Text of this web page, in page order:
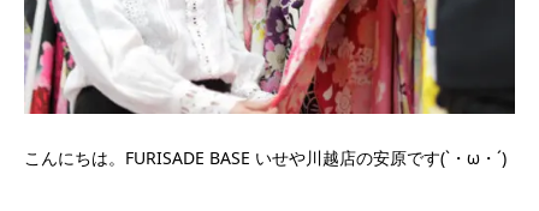
こんにちは。FURISADE BASE いせや川越店の安原です(`・ω・´)